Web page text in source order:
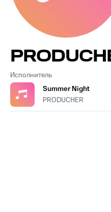
Исполнитель
Summer Night
PRODUCHER